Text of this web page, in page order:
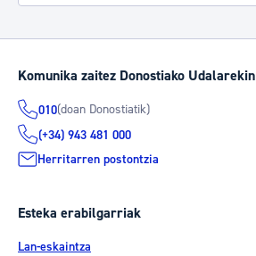
Komunika zaitez Donostiako Udalarekin
010(doan Donostiatik)
(+34) 943 481 000
Herritarren postontzia
Esteka erabilgarriak
Lan-eskaintza